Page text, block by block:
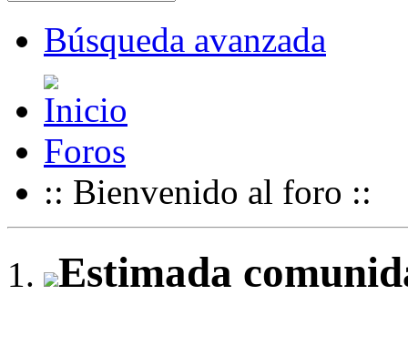
Búsqueda avanzada
Foros
:: Bienvenido al foro ::
Estimada